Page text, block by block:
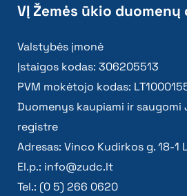
VĮ Žemės ūkio duomenų
Valstybės įmonė
Įstaigos kodas: 306205513
PVM mokėtojo kodas:
Duomenys kaupiami ir saugomi
registre
Adresas: Vinco Kudirkos g. 18-1
El.p.: info@zudc.lt
Tel.: (0 5) 266 0620